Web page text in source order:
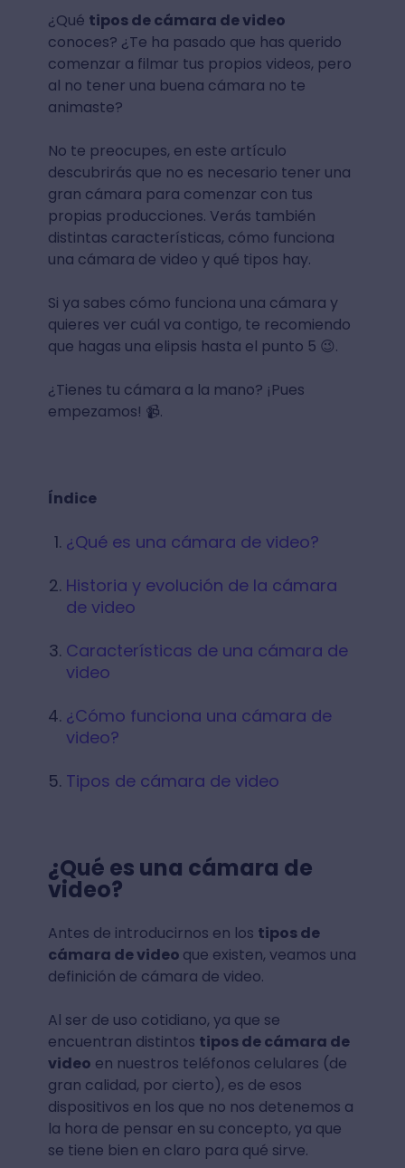
¿Qué tipos de cámara de video
conoces? ¿Te ha pasado que has querido
comenzar a filmar tus propios videos, pero
al no tener una buena cámara no te
animaste?
No te preocupes, en este artículo
descubrirás que no es necesario tener una
gran cámara para comenzar con tus
propias producciones. Verás también
distintas características, cómo funciona
una cámara de video y qué tipos hay.
Si ya sabes cómo funciona una cámara y
quieres ver cuál va contigo, te recomiendo
que hagas una elipsis hasta el punto 5 😉.
¿Tienes tu cámara a la mano? ¡Pues
empezamos! 📹.
Índice
¿Qué es una cámara de video?
Historia y evolución de la cámara
de video
Características de una cámara de
video
¿Cómo funciona una cámara de
video?
Tipos de cámara de video
¿Qué es una cámara de
video?
Antes de introducirnos en los tipos de
cámara de video que existen, veamos una
definición de cámara de video.
Al ser de uso cotidiano, ya que se
encuentran distintos tipos de cámara de
video en nuestros teléfonos celulares (de
gran calidad, por cierto), es de esos
dispositivos en los que no nos detenemos a
la hora de pensar en su concepto, ya que
se tiene bien en claro para qué sirve.